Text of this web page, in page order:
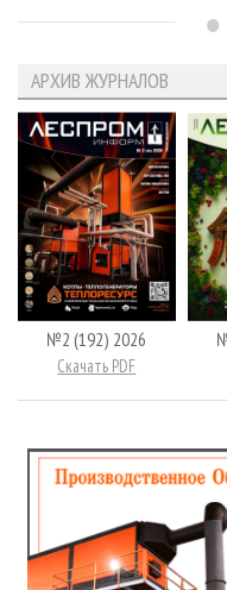
АРХИВ ЖУРНАЛОВ
№2 (192) 2026
Скачать PDF